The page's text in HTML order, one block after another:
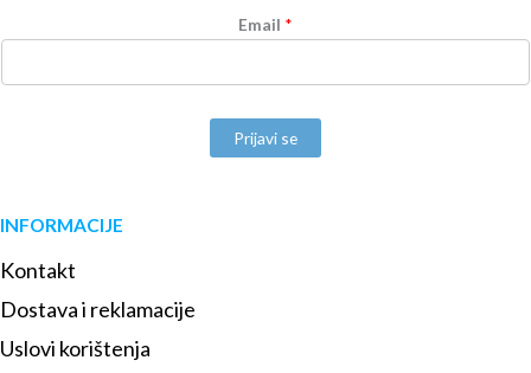
Email *
Prijavi se
INFORMACIJE
Kontakt
Dostava i reklamacije
Uslovi korištenja